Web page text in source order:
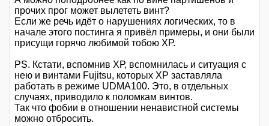
прочих прог может вылететь винт?
Если же речь идёт о нарушениях логических, то в
начале этого постинга я привёл примеры, и они были
присущи горячо любимой тобою ХР.
PS. Кстати, вспомнив ХР, вспомнилась и ситуация с
нею и винтами Fujitsu, которых ХР заставляла
работать в режиме UDMA100. Это, в отдельных
случаях, приводило к поломкам винтов.
Так что фобии в отношении ненавистной системы
можно отбросить.